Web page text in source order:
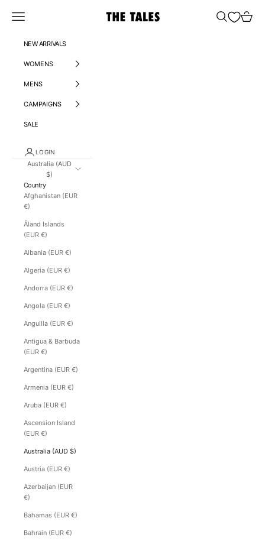
THE TALES
Open navigation menu Open search
Open
NEW ARRIVALS
WOMENS
MENS
CAMPAIGNS
SALE
LOGIN
Australia (AUD
$)
Country
Afghanistan (EUR
€)
Åland Islands
(EUR €)
Albania (EUR €)
Algeria (EUR €)
Andorra (EUR €)
Angola (EUR €)
Anguilla (EUR €)
Antigua & Barbuda
(EUR €)
Argentina (EUR €)
Armenia (EUR €)
Aruba (EUR €)
Ascension Island
(EUR €)
Australia (AUD $)
Austria (EUR €)
Azerbaijan (EUR
€)
Bahamas (EUR €)
Bahrain (EUR €)